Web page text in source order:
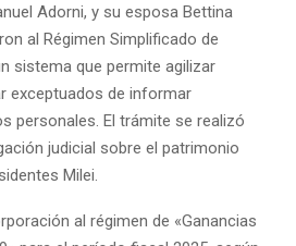
Adorni, y su esposa Bettina
al Régimen Simplificado de
sistema que permite agilizar
exceptuados de informar
personales. El trámite se realizó
judicial sobre el patrimonio
Milei.
al régimen de «Ganancias